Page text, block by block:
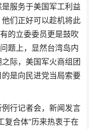
服务于美国军工利益
们正好可以趁机将此
的立委委员更是鼓吹
题上，显然台湾岛内
际，美国军火商组团
是向民进党当局索要
行记者会，新闻发言
复合体”历来热衷于在